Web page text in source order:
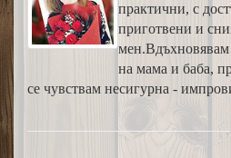
практични, с
приготвени и
мен.Вдъхновявам
на мама и баба,
се чувствам несигурна -